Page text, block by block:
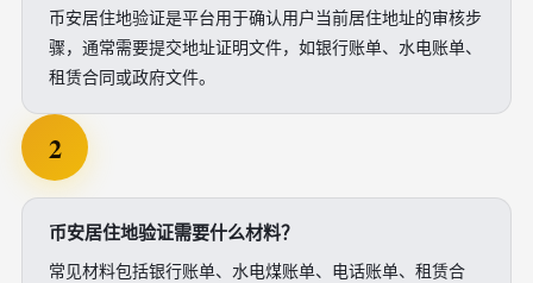
币安居住地验证是平台用于确认用户当前居住地址的审核步
骤，通常需要提交地址证明文件，如银行账单、水电账单、
租赁合同或政府文件。
2
币安居住地验证需要什么材料？
常见材料包括银行账单、水电煤账单、电话账单、租赁合